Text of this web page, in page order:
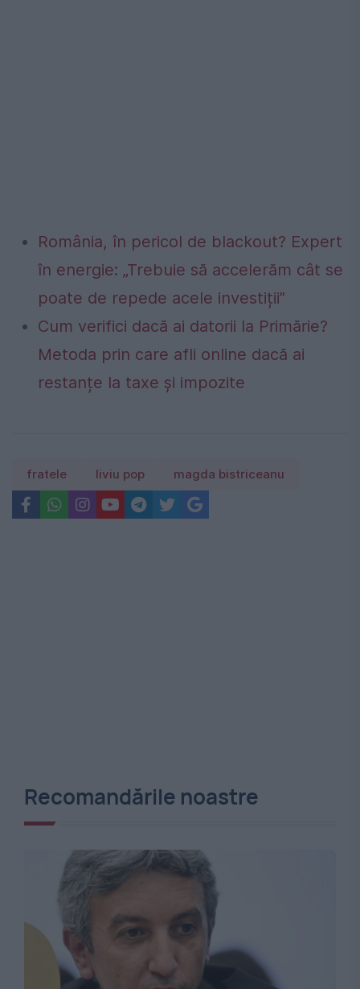
România, în pericol de blackout? Expert
în energie: „Trebuie să accelerăm cât se
poate de repede acele investiții”
Cum verifici dacă ai datorii la Primărie?
Metoda prin care afli online dacă ai
restanțe la taxe și impozite
fratele liviu pop magda bistriceanu
Recomandările noastre